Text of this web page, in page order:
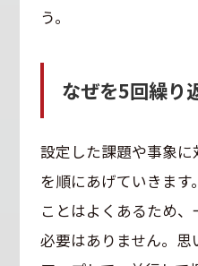
う。
なぜを5回繰り
設定した課題や事象
を順にあげていきま
ことはよくあるため
必要はありません。思